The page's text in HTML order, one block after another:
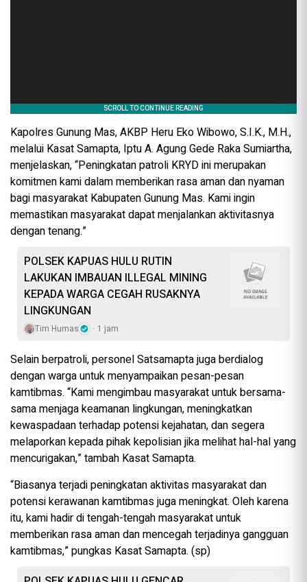
Kapolres Gunung Mas, AKBP Heru Eko Wibowo, S.I.K., M.H.,
melalui Kasat Samapta, Iptu A. Agung Gede Raka Sumiartha,
menjelaskan, “Peningkatan patroli KRYD ini merupakan
komitmen kami dalam memberikan rasa aman dan nyaman
bagi masyarakat Kabupaten Gunung Mas. Kami ingin
memastikan masyarakat dapat menjalankan aktivitasnya
dengan tenang.”
POLSEK KAPUAS HULU RUTIN
LAKUKAN IMBAUAN ILLEGAL MINING
KEPADA WARGA CEGAH RUSAKNYA
LINGKUNGAN
Tim Humas 1 jam
Selain berpatroli, personel Satsamapta juga berdialog
dengan warga untuk menyampaikan pesan-pesan
kamtibmas. “Kami mengimbau masyarakat untuk bersama-
sama menjaga keamanan lingkungan, meningkatkan
kewaspadaan terhadap potensi kejahatan, dan segera
melaporkan kepada pihak kepolisian jika melihat hal-hal yang
mencurigakan,” tambah Kasat Samapta.
“Biasanya terjadi peningkatan aktivitas masyarakat dan
potensi kerawanan kamtibmas juga meningkat. Oleh karena
itu, kami hadir di tengah-tengah masyarakat untuk
memberikan rasa aman dan mencegah terjadinya gangguan
kamtibmas,” pungkas Kasat Samapta. (sp)